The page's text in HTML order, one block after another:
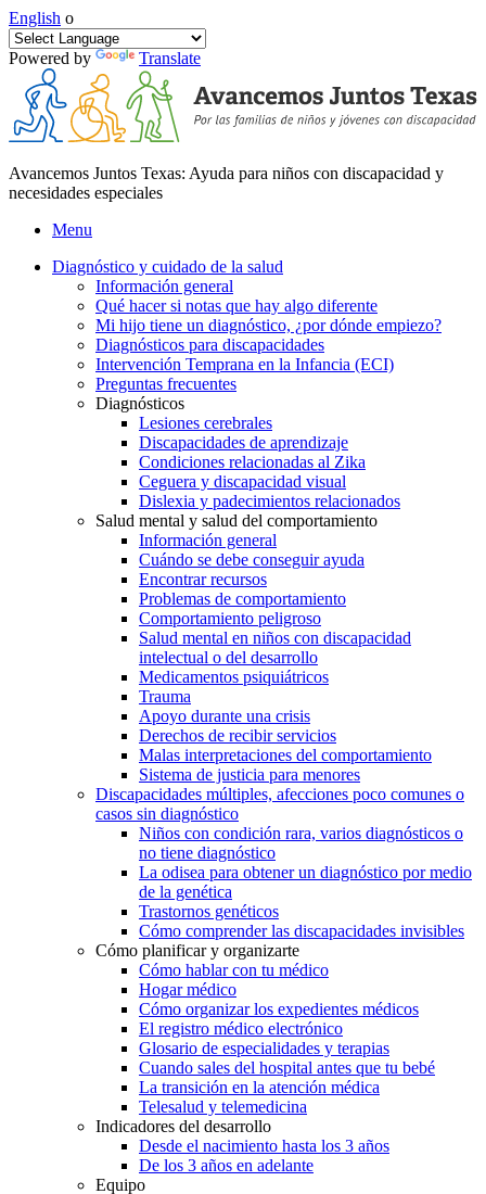
English o
Powered by Translate
Avancemos Juntos Texas: Ayuda para niños con discapacidad y
necesidades especiales
Menu
Diagnóstico y cuidado de la salud
Información general
Qué hacer si notas que hay algo diferente
Mi hijo tiene un diagnóstico, ¿por dónde empiezo?
Diagnósticos para discapacidades
Intervención Temprana en la Infancia (ECI)
Preguntas frecuentes
Diagnósticos
Lesiones cerebrales
Discapacidades de aprendizaje
Condiciones relacionadas al Zika
Ceguera y discapacidad visual
Dislexia y padecimientos relacionados
Salud mental y salud del comportamiento
Información general
Cuándo se debe conseguir ayuda
Encontrar recursos
Problemas de comportamiento
Comportamiento peligroso
Salud mental en niños con discapacidad
intelectual o del desarrollo
Medicamentos psiquiátricos
Trauma
Apoyo durante una crisis
Derechos de recibir servicios
Malas interpretaciones del comportamiento
Sistema de justicia para menores
Discapacidades múltiples, afecciones poco comunes o
casos sin diagnóstico
Niños con condición rara, varios diagnósticos o
no tiene diagnóstico
La odisea para obtener un diagnóstico por medio
de la genética
Trastornos genéticos
Cómo comprender las discapacidades invisibles
Cómo planificar y organizarte
Cómo hablar con tu médico
Hogar médico
Cómo organizar los expedientes médicos
El registro médico electrónico
Glosario de especialidades y terapias
Cuando sales del hospital antes que tu bebé
La transición en la atención médica
Telesalud y telemedicina
Indicadores del desarrollo
Desde el nacimiento hasta los 3 años
De los 3 años en adelante
Equipo